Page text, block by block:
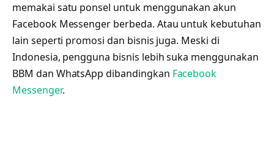
memakai satu ponsel untuk menggunakan akun
Facebook Messenger berbeda. Atau untuk kebutuhan
lain seperti promosi dan bisnis juga. Meski di
Indonesia, pengguna bisnis lebih suka menggunakan
BBM dan WhatsApp dibandingkan Facebook
Messenger.